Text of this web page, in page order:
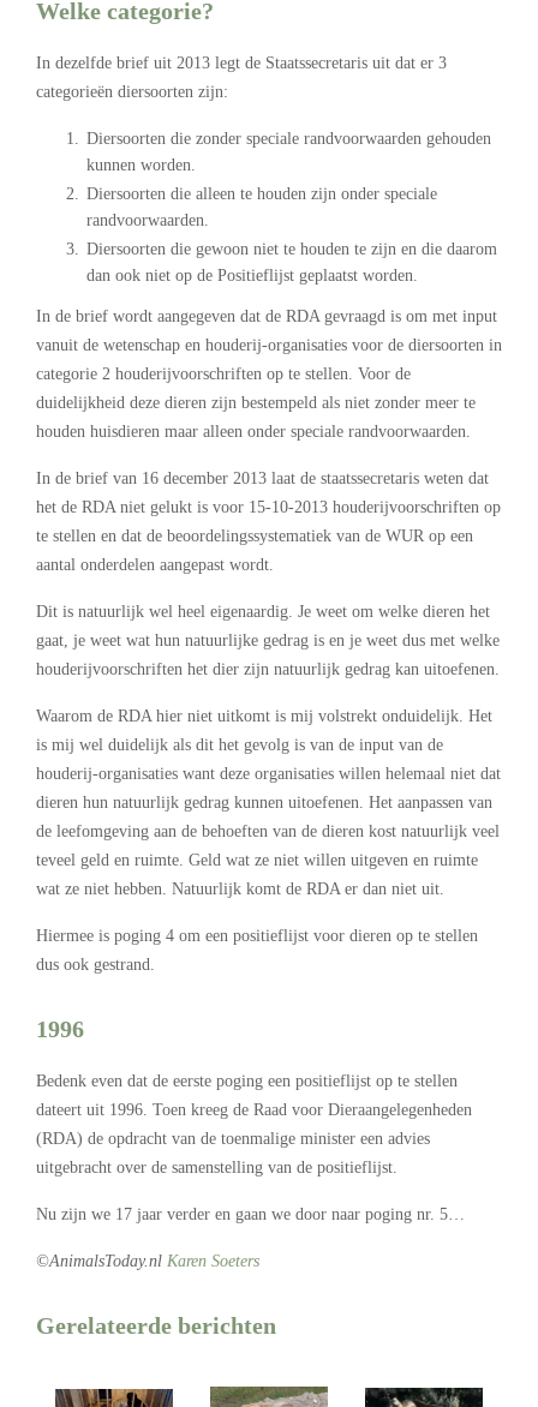
Welke categorie?
In dezelfde brief uit 2013 legt de Staatssecretaris uit dat er 3
categorieën diersoorten zijn:
Diersoorten die zonder speciale randvoorwaarden gehouden
kunnen worden.
Diersoorten die alleen te houden zijn onder speciale
randvoorwaarden.
Diersoorten die gewoon niet te houden te zijn en die daarom
dan ook niet op de Positieflijst geplaatst worden.
In de brief wordt aangegeven dat de RDA gevraagd is om met input
vanuit de wetenschap en houderij-organisaties voor de diersoorten in
categorie 2 houderijvoorschriften op te stellen. Voor de
duidelijkheid deze dieren zijn bestempeld als niet zonder meer te
houden huisdieren maar alleen onder speciale randvoorwaarden.
In de brief van 16 december 2013 laat de staatssecretaris weten dat
het de RDA niet gelukt is voor 15-10-2013 houderijvoorschriften op
te stellen en dat de beoordelingssystematiek van de WUR op een
aantal onderdelen aangepast wordt.
Dit is natuurlijk wel heel eigenaardig. Je weet om welke dieren het
gaat, je weet wat hun natuurlijke gedrag is en je weet dus met welke
houderijvoorschriften het dier zijn natuurlijk gedrag kan uitoefenen.
Waarom de RDA hier niet uitkomt is mij volstrekt onduidelijk. Het
is mij wel duidelijk als dit het gevolg is van de input van de
houderij-organisaties want deze organisaties willen helemaal niet dat
dieren hun natuurlijk gedrag kunnen uitoefenen. Het aanpassen van
de leefomgeving aan de behoeften van de dieren kost natuurlijk veel
teveel geld en ruimte. Geld wat ze niet willen uitgeven en ruimte
wat ze niet hebben. Natuurlijk komt de RDA er dan niet uit.
Hiermee is poging 4 om een positieflijst voor dieren op te stellen
dus ook gestrand.
1996
Bedenk even dat de eerste poging een positieflijst op te stellen
dateert uit 1996. Toen kreeg de Raad voor Dieraangelegenheden
(RDA) de opdracht van de toenmalige minister een advies
uitgebracht over de samenstelling van de positieflijst.
Nu zijn we 17 jaar verder en gaan we door naar poging nr. 5…
©AnimalsToday.nl Karen Soeters
Gerelateerde berichten